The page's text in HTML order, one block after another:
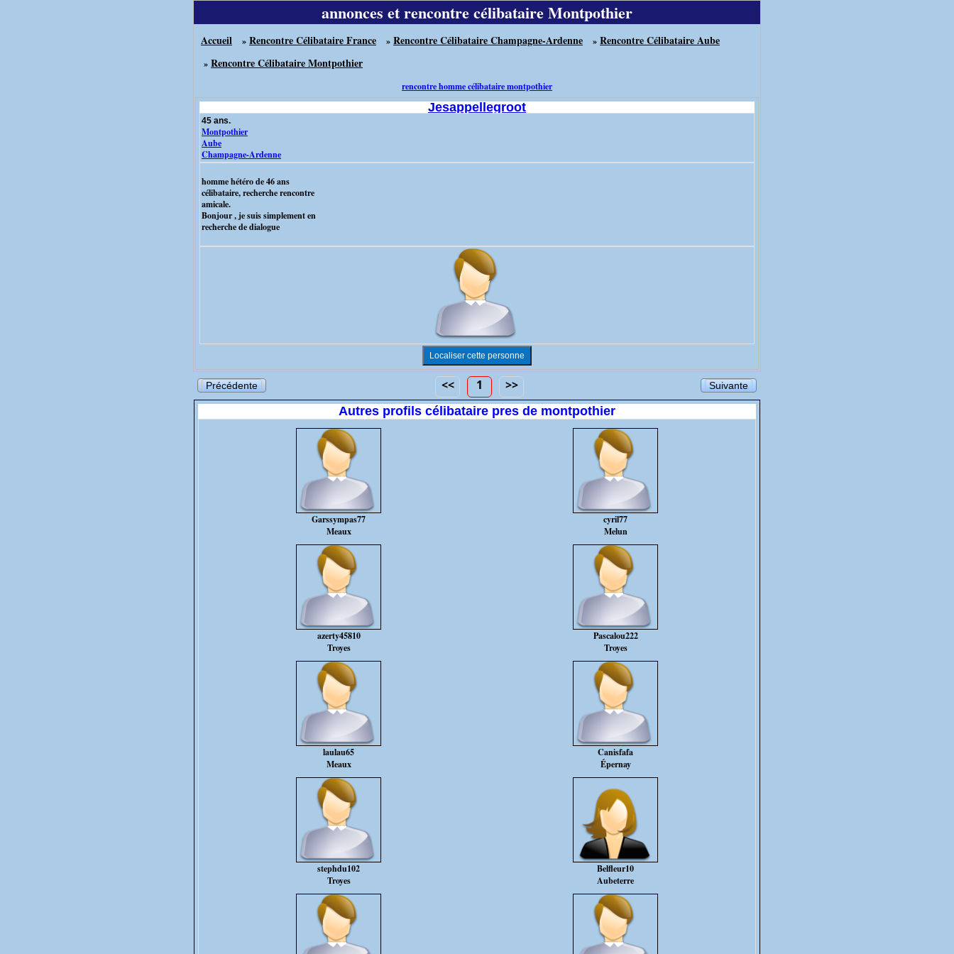
annonces et rencontre célibataire Montpothier
Accueil » Rencontre Célibataire France » Rencontre Célibataire Champagne-Ardenne » Rencontre Célibataire Aube
» Rencontre Célibataire Montpothier
rencontre homme célibataire montpothier
Jesappellegroot
45 ans.
Montpothier
Aube
Champagne-Ardenne
homme hétéro de 46 ans
célibataire, recherche rencontre
amicale.
Bonjour , je suis simplement en
recherche de dialogue
Précédente << 1 >> Suivante
Autres profils célibataire pres de montpothier
Garssympas77
Meaux
cyril77
Melun
azerty45810
Troyes
Pascalou222
Troyes
laulau65
Meaux
Canisfafa
Épernay
stephdu102
Troyes
Belfleur10
Aubeterre